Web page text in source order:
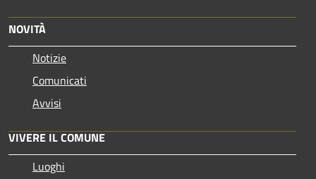
NOVITÀ
Notizie
Comunicati
Avvisi
VIVERE IL COMUNE
Luoghi